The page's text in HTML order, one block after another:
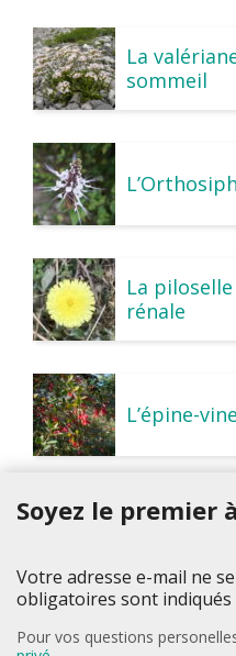
La
sommeil
La
rénale
L’épine-
Soyez le premier
Votre adresse e-mail ne
obligatoires sont indiqués
Pour vos questions